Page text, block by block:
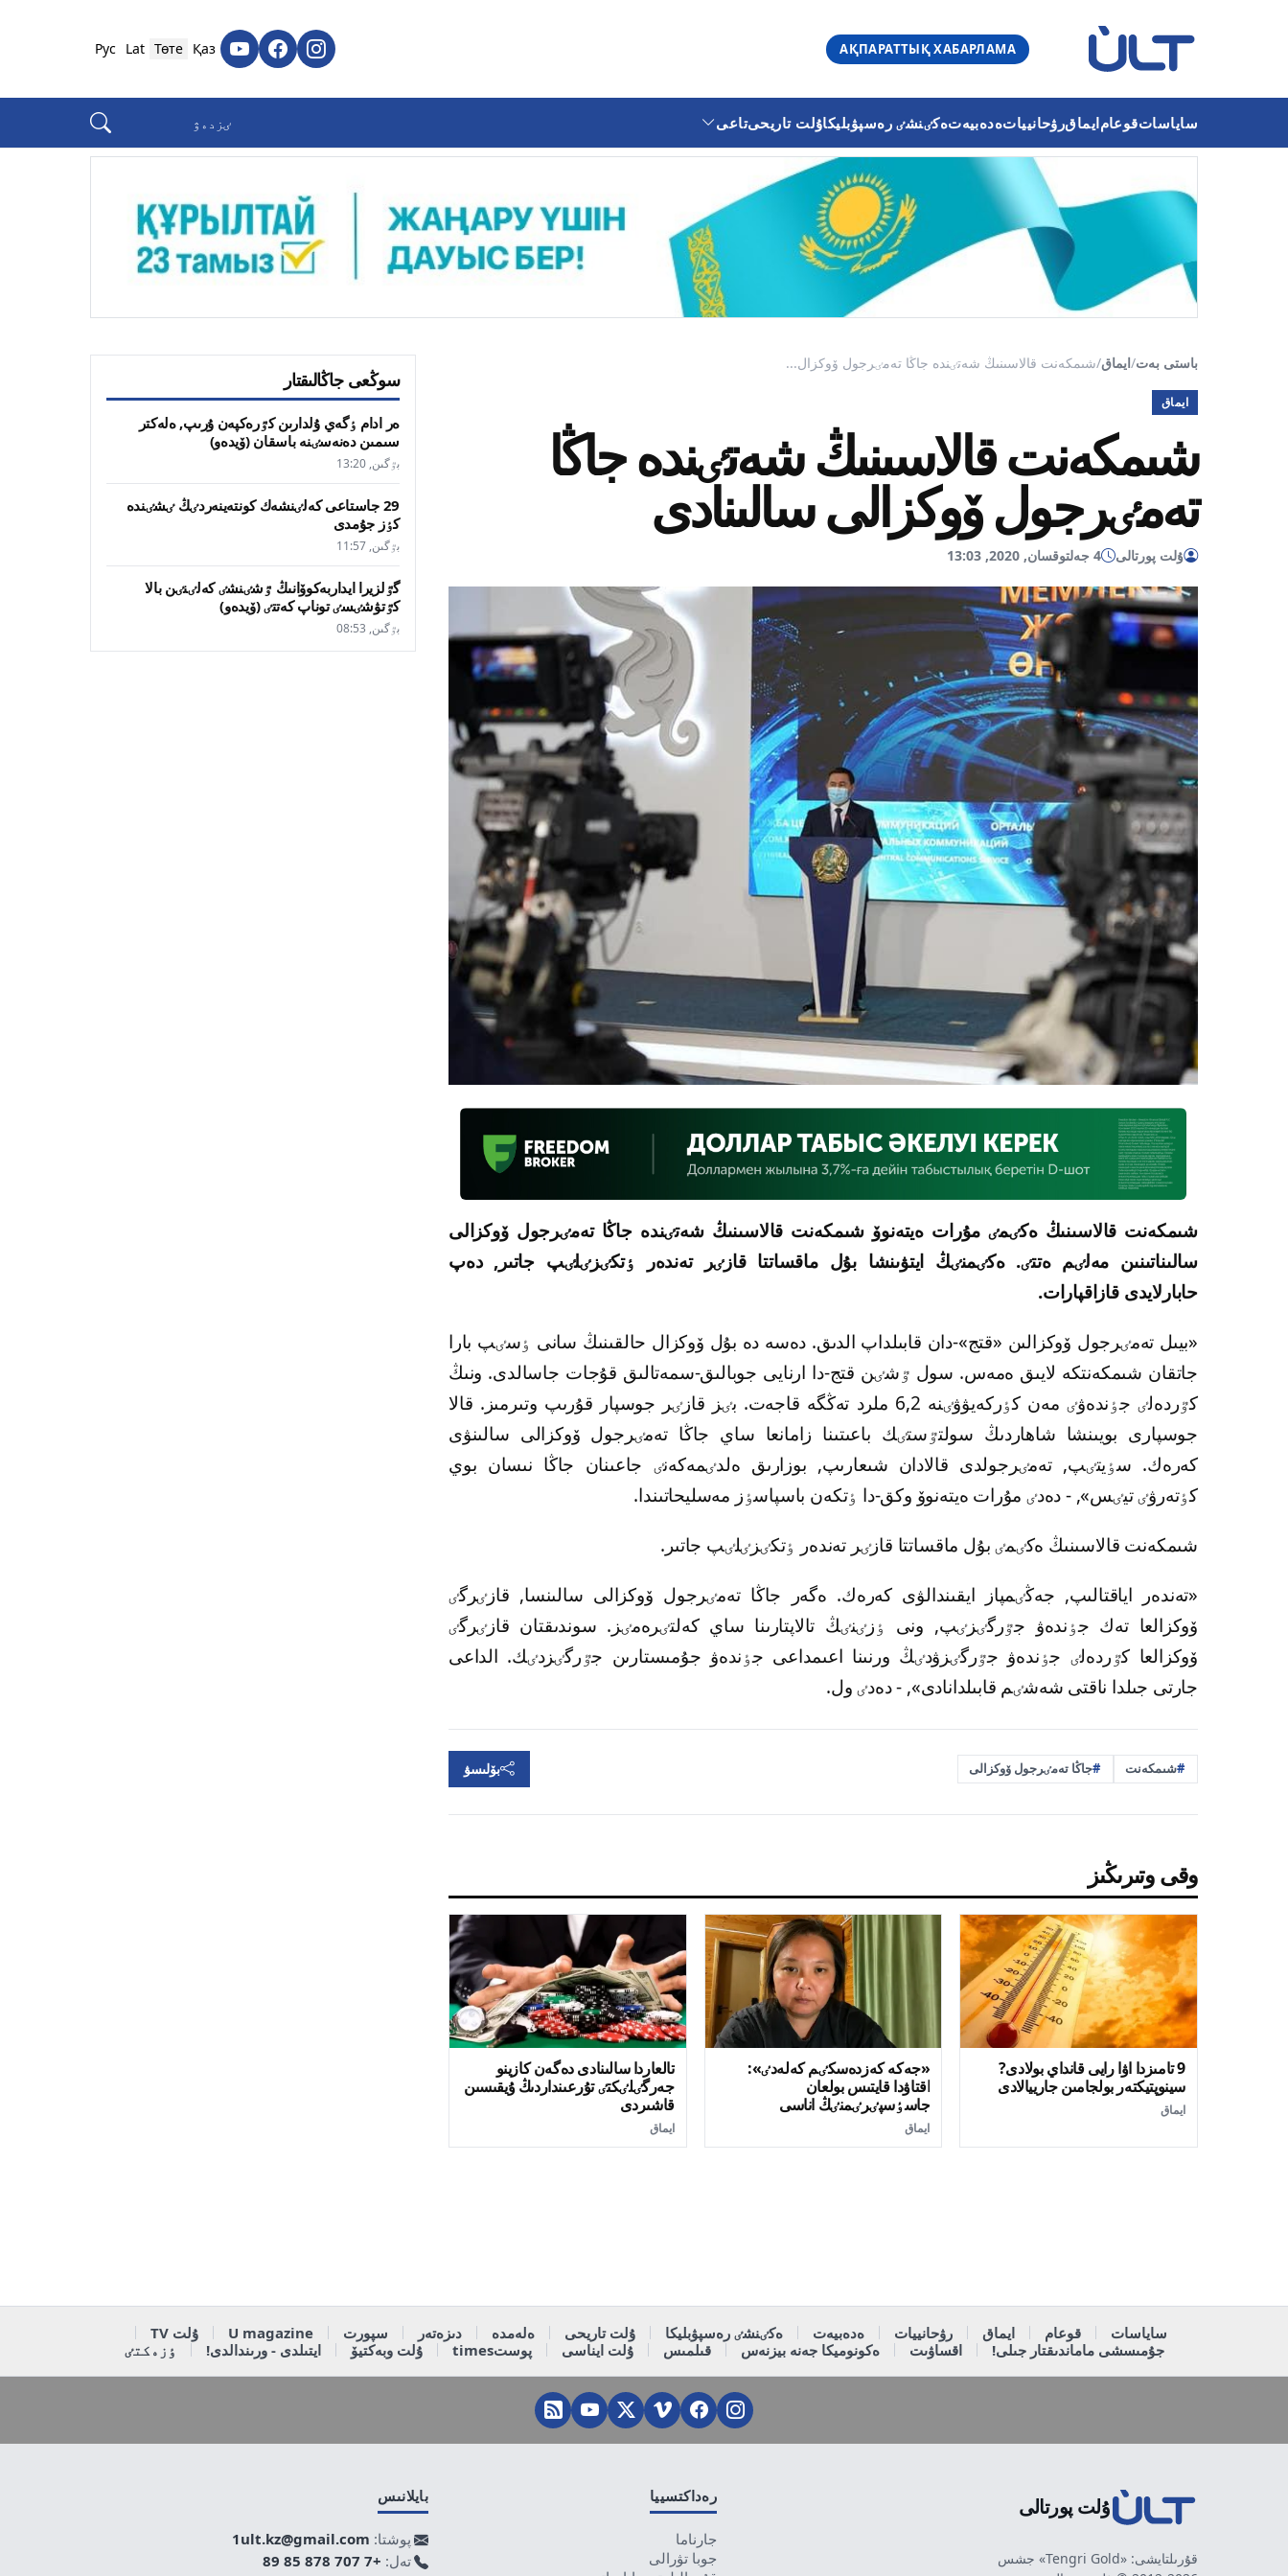
АҚПАРАТТЫҚ ХАБАРЛАМА
Қаз
Төте
Lat
Рус
ساياساتقوعامايماقرۋحانيياتەدەبيەتەكٸنشٸ رەسپۋبليكاۇلت تاريحىتاعى
باستى بەت/ايماق/شىمكەنت قالاسىنىڭ شەتٸندە جاڭا تەمٸرجول ۆوكزال...
ايماق
شىمكەنت قالاسىنىڭ شەتٸندە جاڭا
تەمٸرجول ۆوكزالى سالىنادى
ۇلت پورتالى 4 جەلتوقسان, 2020, 13:03
شىمكەنت قالاسىنىڭ ەكٸمٸ مۇرات ەيتەنوۆ شىمكەنت قالاسىنىڭ شەتٸندە جاڭا تەمٸرجول ۆوكزالى
سالىناتىنىن مەلٸم ەتتٸ. ەكٸمنٸڭ ايتۋىنشا بۇل ماقساتتا قازٸر تەندەر ٶتكٸزٸلٸپ جاتىر, دەپ
حابارلايدى قازاقپارات.
«بيىل تەمٸرجول ۆوكزالىن «قتج»-دان قابىلداپ الدىق. دەسە دە بۇل ۆوكزال حالقىنىڭ سانى ٶسٸپ بارا
جاتقان شىمكەنتكە لايىق ەمەس. سول ٷشٸن قتج-دا ارنايى جوبالىق-سمەتالىق قۇجات جاسالدى. ونىڭ
كٷردەلٸ جٶندەۋٸ مەن كٶركەيۋۋٸنە 6,2 ملرد تەڭگە قاجەت. بٸز قازٸر جوسپار قۇرىپ وتىرمىز. قالا
جوسپارى بويىنشا شاھاردىڭ سولتٷستٸك باعىتىنا زامانعا ساي جاڭا تەمٸرجول ۆوكزالى سالىنۋى
كەرەك. سٶيتٸپ, تەمٸرجولدى قالادان شىعارىپ, بوزارىق ەلدٸمەكەنٸ جاعىنان جاڭا نىسان بوي
كٶتەرۋٸ تيٸس», - دەدٸ مۇرات ەيتەنوۆ وكق-دا ٶتكەن باسپاسٶز مەسليحاتىندا.
شىمكەنت قالاسىنىڭ ەكٸمٸ بۇل ماقساتتا قازٸر تەندەر ٶتكٸزٸلٸپ جاتىر.
«تەندەر اياقتالىپ, جەڭٸمپاز ايقىندالۋى كەرەك. ەگەر جاڭا تەمٸرجول ۆوكزالى سالىنسا, قازٸرگٸ
ۆوكزالعا تەك جٶندەۋ جٷرگٸزٸپ, ونى ٶزٸنٸڭ تالاپتارىنا ساي كەلتٸرەمٸز. سوندىقتان قازٸرگٸ
ۆوكزالعا كٷردەلٸ جٶندەۋ جٷرگٸزۋدٸڭ ورنىنا اعىمداعى جٶندەۋ جۇمىستارىن جٷرگٸزدٸك. الداعى
جارتى جىلدا ناقتى شەشٸم قابىلدانادى», - دەدٸ ول.
شىمكەنت جاڭا تەمٸرجول ۆوكزالى بۆلىسۋ
وقى وتىرىڭىز
9 تامىزدا اۋا رايى قانداي بولادى?
سينوپتيكتەر بولجامىن جارييالادى
ايماق
«جەكە كەزدەسكٸم كەلەدٸ»:
اقتاۋدا قايتىس بولعان
جاسٶسپٸرٸمنٸڭ اناسى
دەنساۋلىق ساقتاۋ مينيسترٸنە
جٷگٸندٸ
ايماق
تالعاردا سالىنادى دەگەن كازينو
جەرگٸلٸكتٸ تۇرعىنداردىڭ ۇيقىسىن
قاشىردى
ايماق
سوڭعى جاڭالىقتار
ەر ادام ٶگەي ۇلدارىن كٷرەكپەن ۇرىپ, ەلەكتر
سىمىن دەنەسٸنە باسقان (ۆيدەو)
بٷگىن, 13:20
29 جاستاعى كەلٸنشەك كونتەينەردٸڭ ٸشٸندە
كٶز جۇمدى
بٷگىن, 11:57
گٷلزيرا ايداربەكوۆانىڭ ٷشٸنشٸ كەلٸنٸن بالا
كٷتۋشٸسٸ توناپ كەتتٸ (ۆيدەو)
بٷگىن, 08:53
ساياسات قوعام ايماق رۋحانييات ەدەبيەت ەكٸنشٸ رەسپۋبليكا ۇلت تاريحى ەلەمدە دىزەتەر سپورت U magazine
ۇلت TV
جۇمىسشى ماماندىقتار جىلى!
اقساۋىت ەكونوميكا جەنە بيزنەس قىلمىس ۇلت ايناسى پوستtimes ۇلت وبەكتيۆ ايتىلدى - ورىندالدى! ٶزەكتٸ
ۇلت پورتالى
قۇرىلتايشى: «Tengri Gold» جشس
رەداكتسييا
جارناما
جوبا تۋرالى
بايلانىس
پوشتا: 1ult.kz@gmail.com
تەل: +7 707 878 85 89